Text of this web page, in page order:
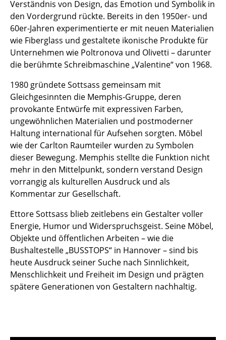
Einzelteile
... alle Tische
Aufbewahren
Regale & Schränke
Bücherregale
Wandregale
Sideboards & Kommoden
TV Möbel
Beistell- & Rollcontainer
Garderoben
Kleinaufbewahrung
Einzelteile
... alle Aufbewahrungsmöbel
Verständnis von Design, das Emotion und Symbolik in
den Vordergrund rückte. Bereits in den 1950er- und
60er-Jahren experimentierte er mit neuen Materialien
wie Fiberglass und gestaltete ikonische Produkte für
Unternehmen wie Poltronova und Olivetti – darunter
die berühmte Schreibmaschine „Valentine“ von 1968.
1980 gründete Sottsass gemeinsam mit
Gleichgesinnten die Memphis-Gruppe, deren
provokante Entwürfe mit expressiven Farben,
ungewöhnlichen Materialien und postmoderner
Haltung international für Aufsehen sorgten. Möbel
wie der Carlton Raumteiler wurden zu Symbolen
dieser Bewegung. Memphis stellte die Funktion nicht
mehr in den Mittelpunkt, sondern verstand Design
vorrangig als kulturellen Ausdruck und als
Kommentar zur Gesellschaft.
Ettore Sottsass blieb zeitlebens ein Gestalter voller
Energie, Humor und Widerspruchsgeist. Seine Möbel,
Objekte und öffentlichen Arbeiten – wie die
Bushaltestelle „BUSSTOPS“ in Hannover – sind bis
heute Ausdruck seiner Suche nach Sinnlichkeit,
Menschlichkeit und Freiheit im Design und prägten
spätere Generationen von Gestaltern nachhaltig.